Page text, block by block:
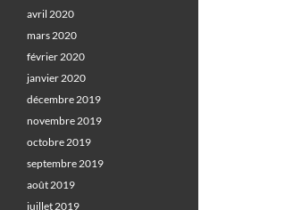
avril 2020
mars 2020
février 2020
janvier 2020
décembre 2019
novembre 2019
octobre 2019
septembre 2019
août 2019
juillet 2019